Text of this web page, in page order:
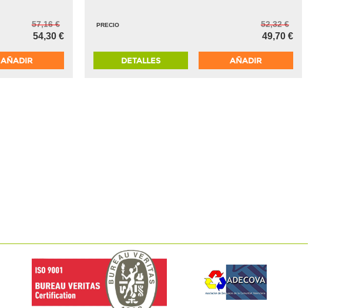
57,16 €
54,30 €
AÑADIR
PRECIO 52,32 €
49,70 €
DETALLES AÑADIR